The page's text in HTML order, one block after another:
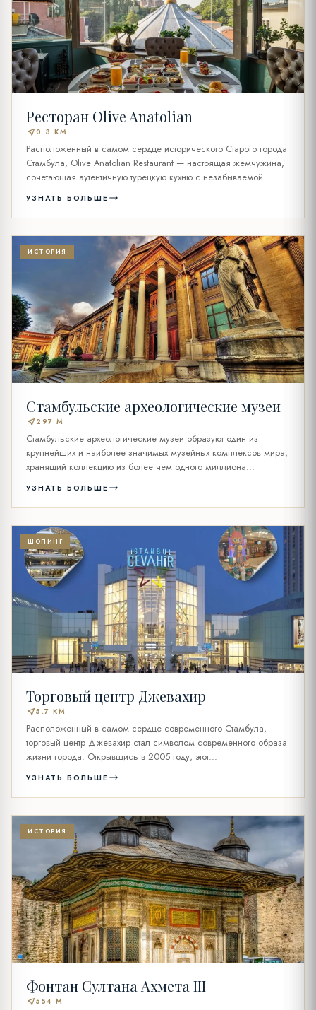
Ресторан Olive Anatolian
near_me0.3 KM
Расположенный в самом сердце исторического Старого города
Стамбула, Olive Anatolian Restaurant — настоящая жемчужина,
сочетающая аутентичную турецкую кухню с незабываемой...
УЗНАТЬ БОЛЬШЕ
ИСТОРИЯ
Стамбульские археологические музеи
near_me297 M
Стамбульские археологические музеи образуют один из
крупнейших и наиболее значимых музейных комплексов мира,
хранящий коллекцию из более чем одного миллиона...
УЗНАТЬ БОЛЬШЕ
ШОПИНГ
Торговый центр Джевахир
near_me5.7 KM
Расположенный в самом сердце современного Стамбула,
торговый центр Джевахир стал символом современного образа
жизни города. Открывшись в 2005 году, этот...
УЗНАТЬ БОЛЬШЕ
ИСТОРИЯ
Фонтан Султана Ахмета III
near_me554 M